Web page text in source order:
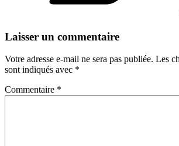
Laisser un commentaire
Votre adresse e-mail ne sera pas publiée. Les
sont indiqués avec *
Commentaire *